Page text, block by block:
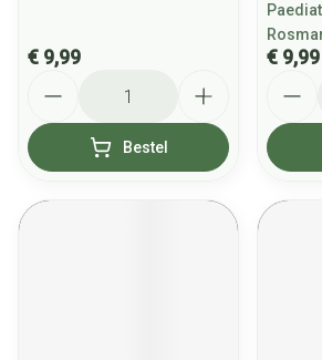
€ 9,99
Bestel
€ 9,99